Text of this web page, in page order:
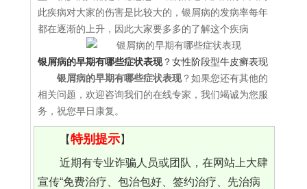
此疾病对大家的伤害是比较大的，银屑病的发病率每年
都在逐渐的上升，因此大家要多多的了解这个疾病
银屑病的早期有哪些症状表现？女性阶段型牛皮癣表现
银屑病的早期有哪些症状表现？如果您还有其他的
相关问题，欢迎咨询我们的在线专家，我们竭诚为您服
务，祝您早日康复。
【特别提示】
近期有专业诈骗人员或团队，在网站上大肆
宣传“免费治疗、包治包好、签约治疗、先治病